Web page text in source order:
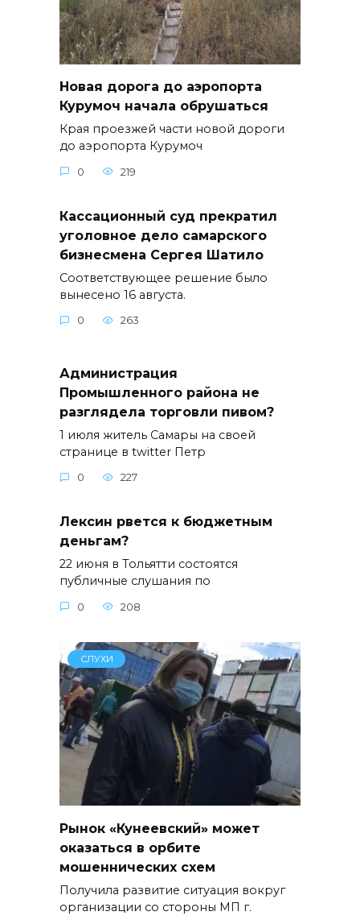
Новая дорога до аэропорта
Курумоч начала обрушаться
Края проезжей части новой дороги
до аэропорта Курумоч
0 219
Кассационный суд прекратил
уголовное дело самарского
бизнесмена Сергея Шатило
Соответствующее решение было
вынесено 16 августа.
0 263
Администрация
Промышленного района не
разглядела торговли пивом?
1 июля житель Самары на своей
странице в twitter Петр
0 227
Лексин рвется к бюджетным
деньгам?
22 июня в Тольятти состоятся
публичные слушания по
0 208
СЛУХИ
Рынок «Кунеевский» может
оказаться в орбите
мошеннических схем
Получила развитие ситуация вокруг
организации со стороны МП г.